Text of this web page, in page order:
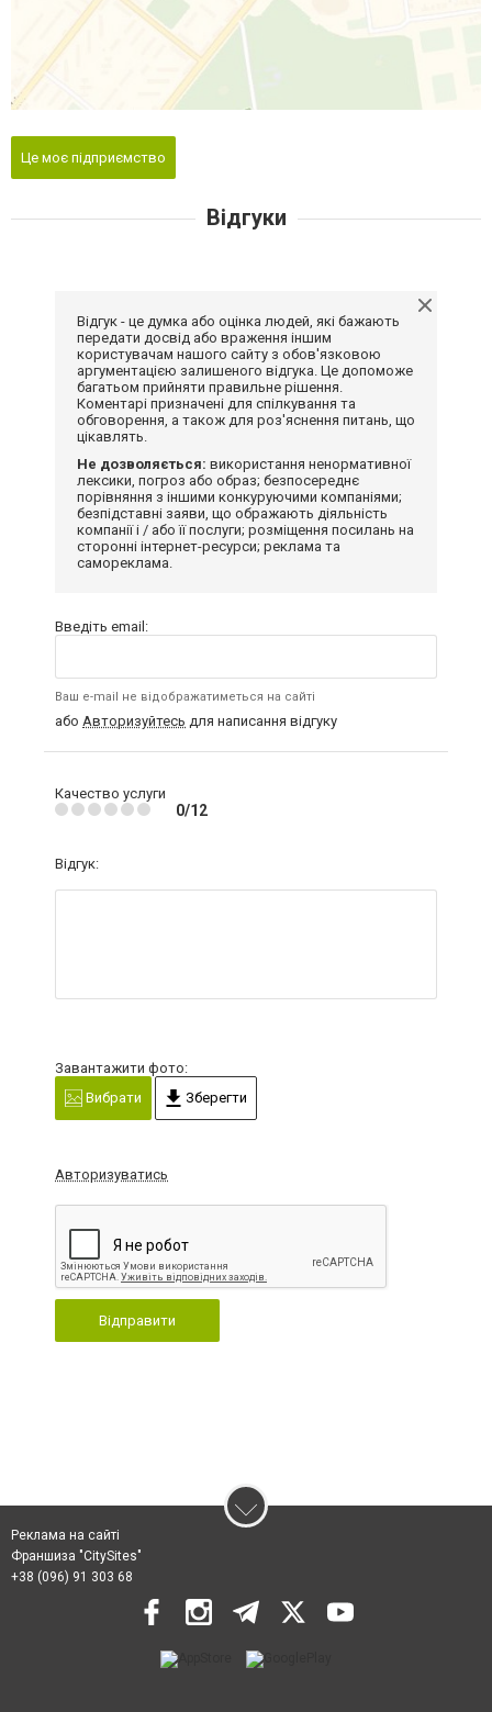
Це моє підприємство
Відгуки
Відгук - це думка або оцінка людей, які бажають
передати досвід або враження іншим
користувачам нашого сайту з обов'язковою
аргументацією залишеного відгука. Це допоможе
багатьом прийняти правильне рішення.
Коментарі призначені для спілкування та
обговорення, а також для роз'яснення питань, що
цікавлять.
Не дозволяється: використання ненормативної
лексики, погроз або образ; безпосереднє
порівняння з іншими конкуруючими компаніями;
безпідставні заяви, що ображають діяльність
компанії і / або її послуги; розміщення посилань на
сторонні інтернет-ресурси; реклама та
самореклама.
Введіть email:
Ваш e-mail не відображатиметься на сайті
або Авторизуйтесь для написання відгуку
Качество услуги
0/12
Відгук:
Завантажити фото:
Вибрати
Зберегти
Авторизуватись
Відправити
Реклама на сайті
Франшиза "CitySites"
+38 (096) 91 303 68